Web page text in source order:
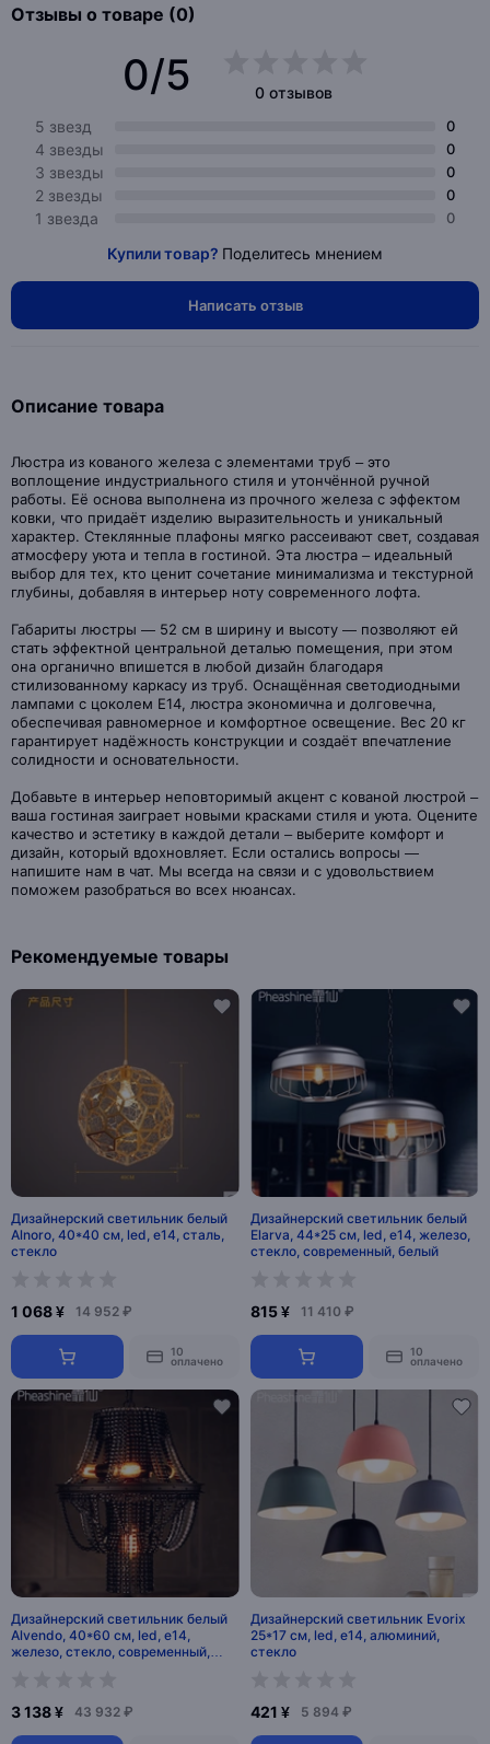
Отзывы о товаре (0)
0/5
0 отзывов
5 звезд
0
4 звезды 0
3 звезды 0
2 звезды 0
1 звезда 0
Купили товар? Поделитесь мнением
Написать отзыв
Описание товара
Люстра из кованого железа с элементами труб – это
воплощение индустриального стиля и утончённой ручной
работы. Её основа выполнена из прочного железа с эффектом
ковки, что придаёт изделию выразительность и уникальный
характер. Стеклянные плафоны мягко рассеивают свет, создавая
атмосферу уюта и тепла в гостиной. Эта люстра – идеальный
выбор для тех, кто ценит сочетание минимализма и текстурной
глубины, добавляя в интерьер ноту современного лофта.
Габариты люстры — 52 см в ширину и высоту — позволяют ей
стать эффектной центральной деталью помещения, при этом
она органично впишется в любой дизайн благодаря
стилизованному каркасу из труб. Оснащённая светодиодными
лампами с цоколем E14, люстра экономична и долговечна,
обеспечивая равномерное и комфортное освещение. Вес 20 кг
гарантирует надёжность конструкции и создаёт впечатление
солидности и основательности.
Добавьте в интерьер неповторимый акцент с кованой люстрой –
ваша гостиная заиграет новыми красками стиля и уюта. Оцените
качество и эстетику в каждой детали – выберите комфорт и
дизайн, который вдохновляет. Если остались вопросы —
напишите нам в чат. Мы всегда на связи и с удовольствием
поможем разобраться во всех нюансах.
Рекомендуемые товары
Дизайнерский светильник белый
Alnoro, 40*40 см, led, e14, сталь,
стекло
1 068 ¥ 14 952 ₽
10
оплачено
Дизайнерский светильник белый
Elarva, 44*25 см, led, e14, железо,
стекло, современный, белый
815 ¥ 11 410 ₽
10
оплачено
Дизайнерский светильник белый
Alvendo, 40*60 см, led, e14,
железо, стекло, современный,
3 138 ¥ 43 932 ₽
Дизайнерский светильник Evorix
25*17 см, led, e14, алюминий,
стекло
421 ¥ 5 894 ₽